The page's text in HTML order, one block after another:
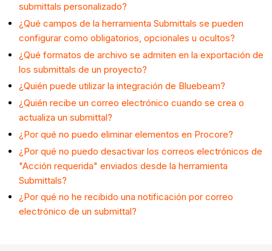
submittals personalizado?
¿Qué campos de la herramienta Submittals se pueden
configurar como obligatorios, opcionales u ocultos?
¿Qué formatos de archivo se admiten en la exportación de
los submittals de un proyecto?
¿Quién puede utilizar la integración de Bluebeam?
¿Quién recibe un correo electrónico cuando se crea o
actualiza un submittal?
¿Por qué no puedo eliminar elementos en Procore?
¿Por qué no puedo desactivar los correos electrónicos de
"Acción requerida" enviados desde la herramienta
Submittals?
¿Por qué no he recibido una notificación por correo
electrónico de un submittal?